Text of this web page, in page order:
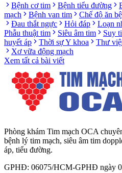
Bệnh cơ tim
Bệnh tiểu đường
mạch
Bệnh van tim Chế độ ăn
Đau thắt ngực
Hỏi đáp Loạn
Phẫu thuật tim
Siêu âm tim Suy
huyết áp
Thời sự Y khoa Thư
Xơ vữa động mạch
Xem tất cả bài viết
Phòng khám Tim mạch OCA
bệnh lý tim mạch, siêu âm tim
áp, tiểu đường.
GPHĐ: 06075/HCM-GPHĐ ngày